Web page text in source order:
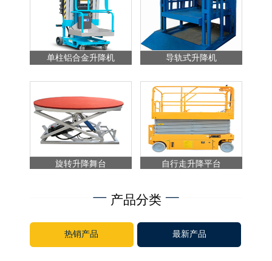
单柱铝合金升降机 导轨式升降机
旋转升降舞台 自行走升降平台
产品分类
热销产品 最新产品